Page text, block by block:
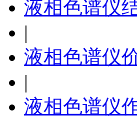
液相色谱仪
|
液相色谱仪
|
液相色谱仪